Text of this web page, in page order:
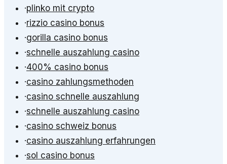
·plinko mit crypto
·rizzio casino bonus
·gorilla casino bonus
·schnelle auszahlung casino
·400% casino bonus
·casino zahlungsmethoden
·casino schnelle auszahlung
·schnelle auszahlung casino
·casino schweiz bonus
·casino auszahlung erfahrungen
·sol casino bonus